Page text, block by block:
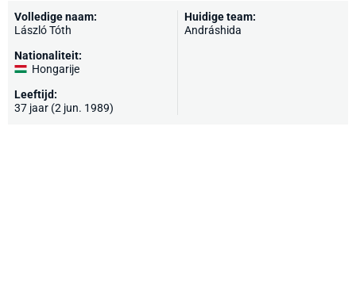
Volledige naam:
László Tóth
Nationaliteit:
Hongarije
Leeftijd:
37 jaar (2 jun. 1989)
Huidige team:
Andráshida